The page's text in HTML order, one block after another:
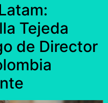
Tejeda
de Director